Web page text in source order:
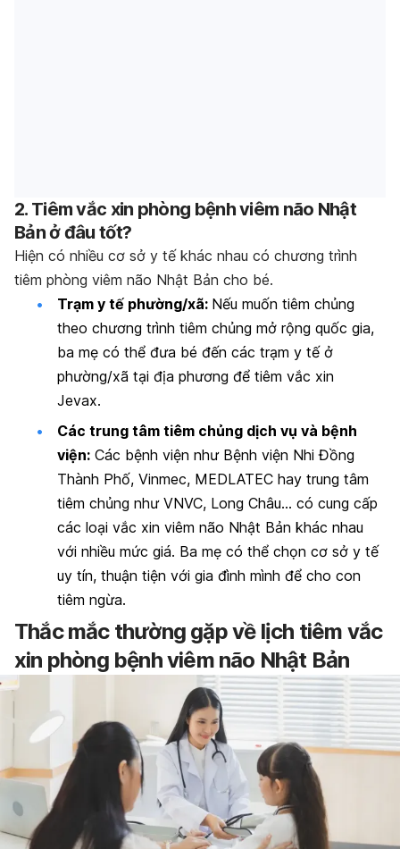
2. Tiêm vắc xin phòng bệnh viêm não Nhật
Bản ở đâu tốt?
Hiện có nhiều cơ sở y tế khác nhau có chương trình
tiêm phòng viêm não Nhật Bản cho bé.
Trạm y tế phường/xã: Nếu muốn tiêm chủng
theo chương trình tiêm chủng mở rộng quốc gia,
ba mẹ có thể đưa bé đến các trạm y tế ở
phường/xã tại địa phương để tiêm vắc xin
Jevax.
Các trung tâm tiêm chủng dịch vụ và bệnh
viện: Các bệnh viện như Bệnh viện Nhi Đồng
Thành Phố, Vinmec, MEDLATEC hay trung tâm
tiêm chủng như VNVC, Long Châu… có cung cấp
các loại vắc xin viêm não Nhật Bản khác nhau
với nhiều mức giá. Ba mẹ có thể chọn cơ sở y tế
uy tín, thuận tiện với gia đình mình để cho con
tiêm ngừa.
Thắc mắc thường gặp về lịch tiêm vắc
xin phòng bệnh viêm não Nhật Bản